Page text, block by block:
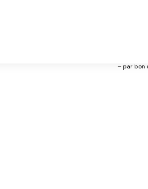
Si vous
par bon